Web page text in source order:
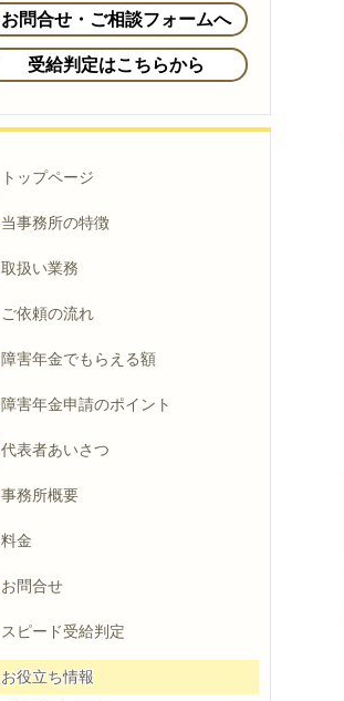
お問合せ・ご相談フォームへ
受給判定はこちらから
トップページ
当事務所の特徴
取扱い業務
ご依頼の流れ
障害年金でもらえる額
障害年金申請のポイント
代表者あいさつ
事務所概要
料金
お問合せ
スピード受給判定
お役立ち情報